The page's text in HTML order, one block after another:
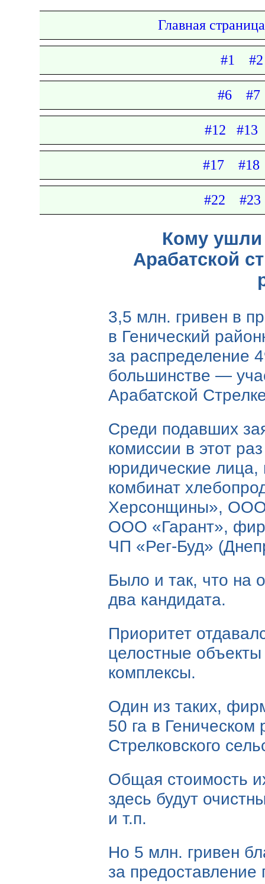
Главная
#1 #2
#6 #7
#12 #13
#17 #18
#22 #23
Кому ушли
Арабатской
3,5 млн. гривен в
в Генический
за распределение
большинстве —
Арабатской
Среди подавших
комиссии в этот
юридические лица,
комбинат
Херсонщины»,
ООО «Гарант»,
ЧП «Рег-Буд»
Было и так, что на
два кандидата.
Приоритет
целостные
комплексы.
Один из таких,
50 га в
Стрелковского
Общая стоимость
здесь будут
и т.п.
Но 5 млн. гривен
за